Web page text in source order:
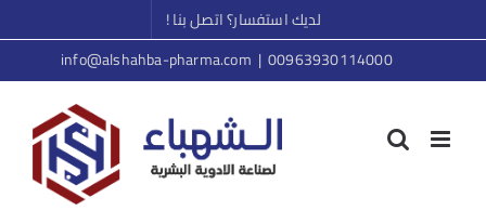
to
content
لديك استفسار؟ اتصل بنا !
00963930114000
|
info@alshahba-pharma.com